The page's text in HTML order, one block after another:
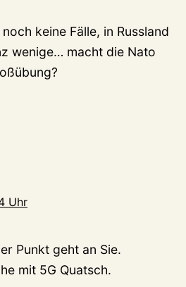
keine Fälle, in Russland
wenige… macht die Nato
Uhr
Punkt geht an Sie.
mit 5G Quatsch.